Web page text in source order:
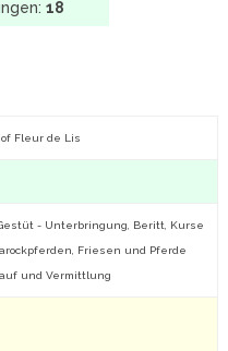
18
Fleur de Lis
- Unterbringung, Beritt, Kurse
Friesen und Pferde
und Vermittlung